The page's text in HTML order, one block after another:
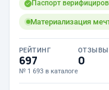
Паспорт
Материализация
РЕЙТИНГ
697
№ 1 693 в каталоге
ОТЗЫВЫ
0